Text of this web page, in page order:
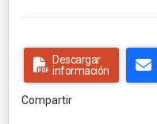
Descargar
información
Compartir